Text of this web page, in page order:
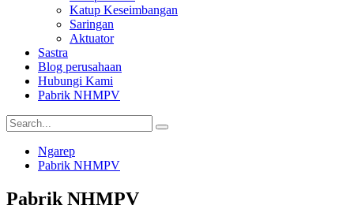
Katup Keseimbangan
Saringan
Aktuator
Sastra
Blog perusahaan
Hubungi Kami
Pabrik NHMPV
Ngarep
Pabrik NHMPV
Pabrik NHMPV